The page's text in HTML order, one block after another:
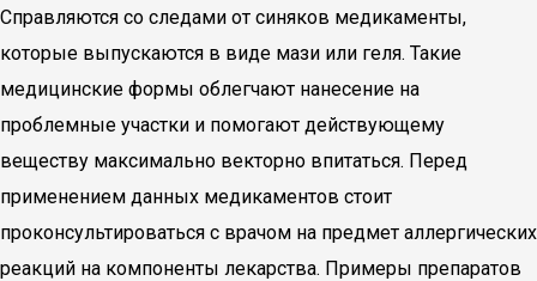
Справляются со следами от синяков медикаменты,
которые выпускаются в виде мази или геля. Такие
медицинские формы облегчают нанесение на
проблемные участки и помогают действующему
веществу максимально векторно впитаться. Перед
применением данных медикаментов стоит
проконсультироваться с врачом на предмет аллергических
реакций на компоненты лекарства. Примеры препаратов